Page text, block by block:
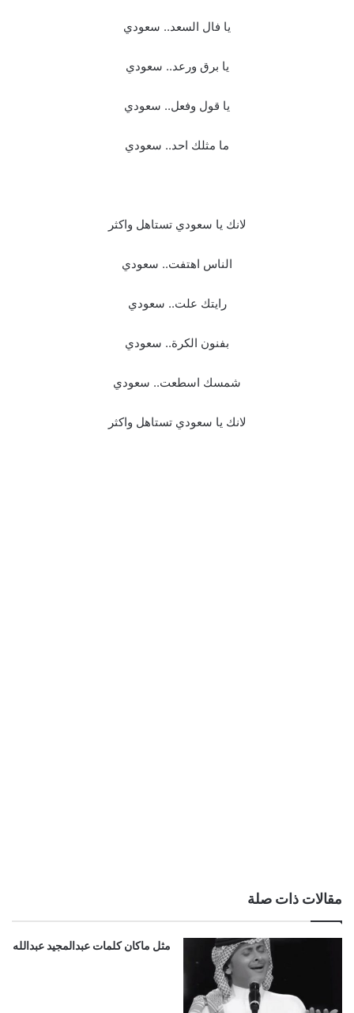
يا فال السعد.. سعودي
يا برق ورعد.. سعودي
يا قول وفعل.. سعودي
ما مثلك احد.. سعودي
لانك يا سعودي تستاهل واكثر
الناس اهتفت.. سعودي
رايتك علت.. سعودي
بفنون الكرة.. سعودي
شمسك اسطعت.. سعودي
لانك يا سعودي تستاهل واكثر
مقالات ذات صلة
مثل ماكان كلمات عبدالمجيد عبدالله